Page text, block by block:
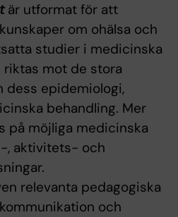
är utformat för att
om ohälsa och
studier i medicinska
riktas mot de stora
dess epidemiologi,
behandling. Mer
på möjliga medicinska
, aktivitets- och
relevanta pedagogiska
och